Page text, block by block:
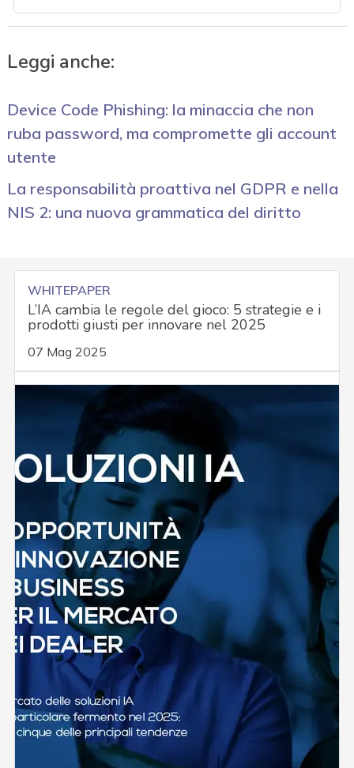
Leggi anche:
Device Code Phishing: la minaccia che non
ruba password, ma compromette gli account
utente
La responsabilità proattiva nel GDPR e nella
NIS 2: una nuova grammatica del diritto
WHITEPAPER
L’IA cambia le regole del gioco: 5 strategie e i
prodotti giusti per innovare nel 2025
07 Mag 2025